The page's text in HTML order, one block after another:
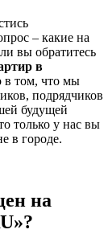
– какие на
вы обратитесь
в
в том, что мы
подрядчиков
будущей
только у нас вы
в городе.
на